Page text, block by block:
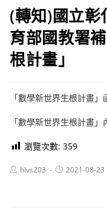
(轉知)國立彰
育部國教署
根計畫」
「數學新世界生根計畫」
「數學新世界生根計畫」
瀏覽次數: 359
Posthlvs203
Post2021-08-23